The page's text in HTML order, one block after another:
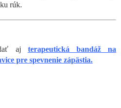
rúk.
aj terapeutická bandáž na
pre spevnenie zápästia.